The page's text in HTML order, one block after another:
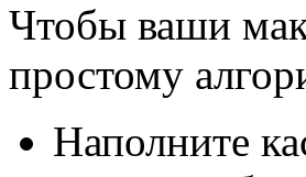
Чтобы ваши
простому
Наполните